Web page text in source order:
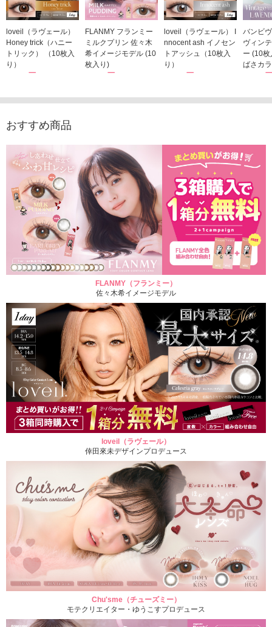
loveil（ラヴェール）
Honey trick（ハニー
トリック） （10枚入
り）
1,760円
FLANMY フランミー
ミルクプリン 佐々木
希イメージモデル (10
枚入り)
1,815円
loveil（ラヴェール） I
nnocent ash イノセン
トアッシュ（10枚入
り）
1,760円
バンビ
ヴィン
ー (10
ばさカ
1,848
おすすめ商品
FLANMY（フランミー）
佐々木希イメージモデル
loveil（ラヴェール）
倖田來未デザインプロデュース
Chu'sme（チューズミー）
モテクリエイター・ゆうこすプロデュース